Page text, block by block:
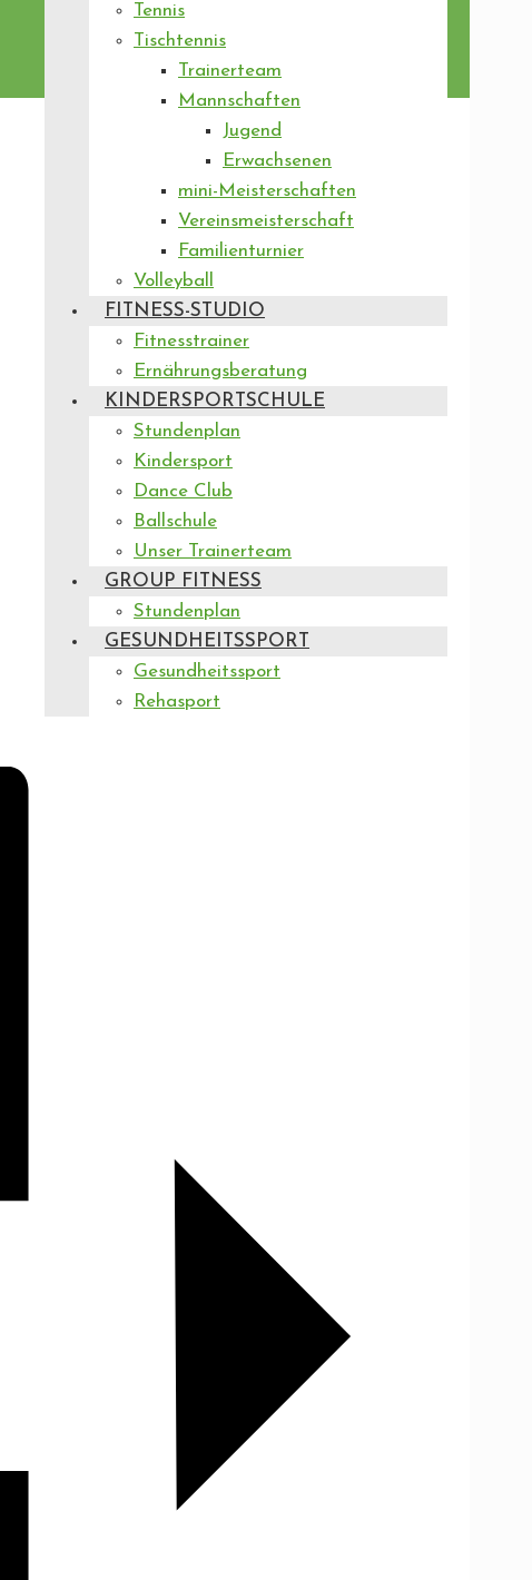
Tennis
Tischtennis
Trainerteam
Mannschaften
Jugend
Erwachsenen
mini-Meisterschaften
Vereinsmeisterschaft
Familienturnier
Volleyball
FITNESS-STUDIO
Fitnesstrainer
Ernährungsberatung
KINDERSPORTSCHULE
Stundenplan
Kindersport
Dance Club
Ballschule
Unser Trainerteam
GROUP FITNESS
Stundenplan
GESUNDHEITSSPORT
Gesundheitssport
Rehasport